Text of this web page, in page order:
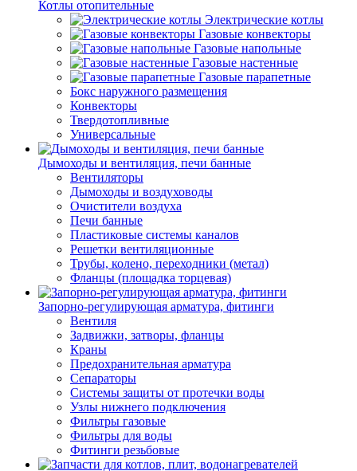
Котлы отопительные
Электрические котлы
Газовые конвекторы
Газовые напольные
Газовые настенные
Газовые парапетные
Бокс наружного размещения
Конвекторы
Твердотопливные
Универсальные
Дымоходы и вентиляция, печи банные
Вентиляторы
Дымоходы и воздуховоды
Очистители воздуха
Печи банные
Пластиковые системы каналов
Решетки вентиляционные
Трубы, колено, переходники (метал)
Фланцы (площадка торцевая)
Запорно-регулирующая арматура, фитинги
Вентиля
Задвижки, затворы, фланцы
Краны
Предохранительная арматура
Сепараторы
Системы защиты от протечки воды
Узлы нижнего подключения
Фильтры газовые
Фильтры для воды
Фитинги резьбовые